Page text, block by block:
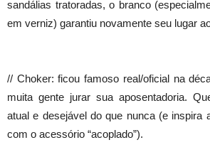
sandálias tratoradas, o branco
em verniz) garantiu novamente seu lugar
// Choker: ficou famoso real/oficial na
muita gente jurar sua aposentadoria.
atual e desejável do que nunca (e inspira
com o acessório “acoplado”).